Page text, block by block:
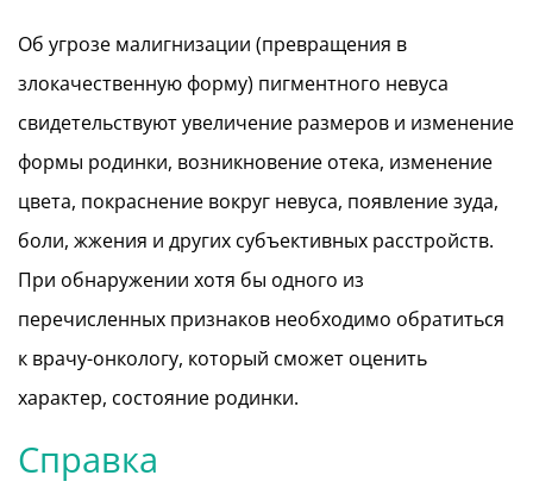
Об угрозе малигнизации (превращения в
злокачественную форму) пигментного невуса
свидетельствуют увеличение размеров и изменение
формы родинки, возникновение отека, изменение
цвета, покраснение вокруг невуса, появление зуда,
боли, жжения и других субъективных расстройств.
При обнаружении хотя бы одного из
перечисленных признаков необходимо обратиться
к врачу-онкологу, который сможет оценить
характер, состояние родинки.
Справка